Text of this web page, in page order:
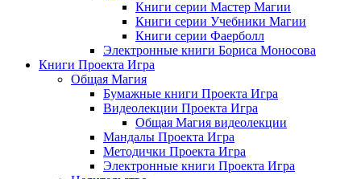
Книги серии Мастер Магии
Книги серии Учебники Магии
Книги серии Фаерболл
Электронные книги Бориса Моносова
Книги Проекта Игра
Общая Магия
Бумажные книги Проекта Игра
Видеолекции Проекта Игра
Общая Магия видеолекции
Мандалы Проекта Игра
Методички Проекта Игра
Электронные книги Проекта Игра